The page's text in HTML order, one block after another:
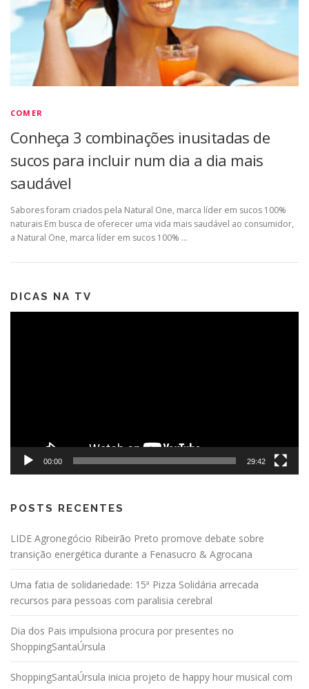
COMER
Conheça 3 combinações inusitadas de
sucos para incluir num dia a dia mais
saudável
Sabores foram criados pela Natural One, marca líder em sucos 100%
naturais Em busca de oferecer uma vida mais saudável ao consumidor,
a Natural One, marca líder em sucos 100% …
DICAS NA TV
00:00 29:42
POSTS RECENTES
LIDE Agronegócio Ribeirão Preto promove debate sobre
transição energética durante a Fenasucro & Agrocana
Uma fatia de solidariedade: 15ª Pizza Solidária arrecada
recursos para pessoas com paralisia cerebral
Dia dos Pais impulsiona procura por presentes no
ShoppingSantaÚrsula
ShoppingSantaÚrsula inicia projeto de happy hour musical com